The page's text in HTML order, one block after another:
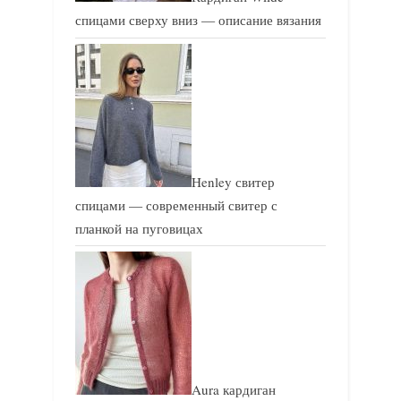
спицами сверху вниз — описание вязания
Henley свитер
спицами — современный свитер с
планкой на пуговицах
Aura кардиган